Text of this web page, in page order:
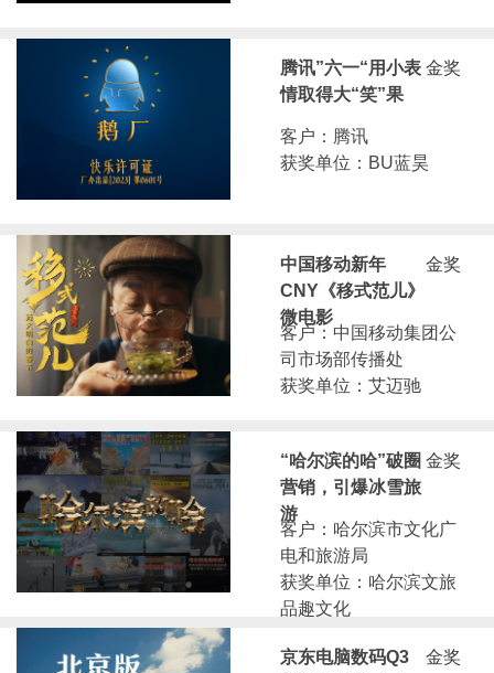
金奖
腾讯”六一“用小表
情取得大“笑”果
客户：腾讯
获奖单位：BU蓝昊
金奖
中国移动新年
CNY《移式范儿》
微电影
客户：中国移动集团公
司市场部传播处
获奖单位：艾迈驰
金奖
“哈尔滨的哈”破圈
营销，引爆冰雪旅
游
客户：哈尔滨市文化广
电和旅游局
获奖单位：哈尔滨文旅
品趣文化
金奖
京东电脑数码Q3